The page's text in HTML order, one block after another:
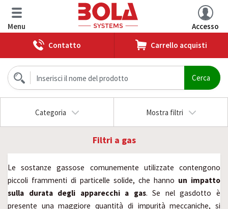
Menu
Accesso
Contatto
Carrello acquisti
Categoria Mostra filtri
Filtri a gas
Le sostanze gassose comunemente utilizzate contengono
piccoli frammenti di particelle solide, che hanno un impatto
sulla durata degli apparecchi a gas. Se nel gasdotto è
presente una maggiore quantità di impurità meccaniche, si